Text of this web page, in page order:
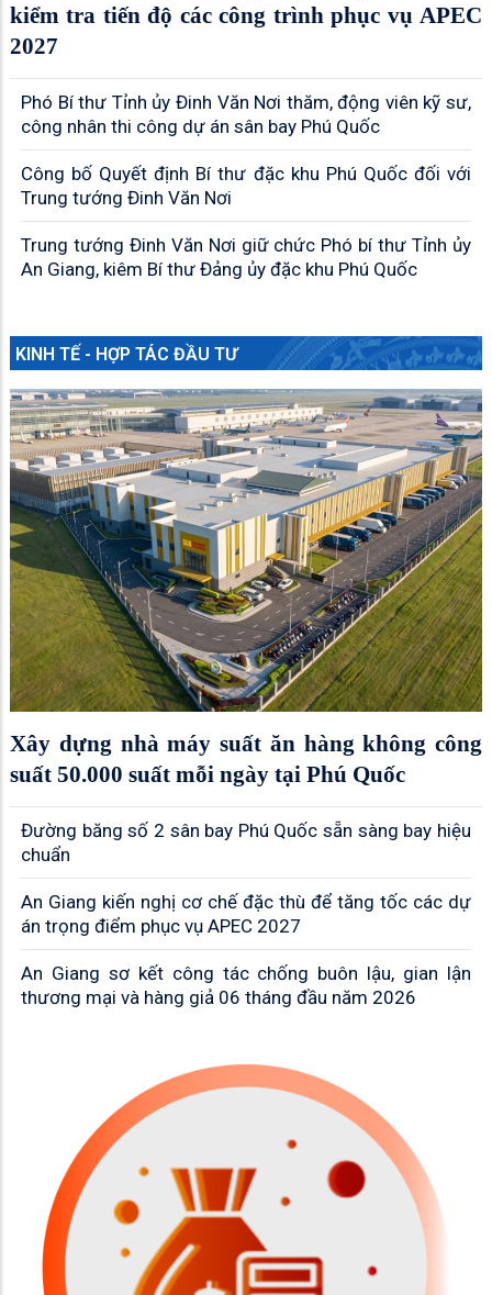
kiểm tra tiến độ các công trình phục vụ APEC
2027
Phó Bí thư Tỉnh ủy Đinh Văn Nơi thăm, động viên kỹ sư,
công nhân thi công dự án sân bay Phú Quốc
Công bố Quyết định Bí thư đặc khu Phú Quốc đối với
Trung tướng Đinh Văn Nơi
Trung tướng Đinh Văn Nơi giữ chức Phó bí thư Tỉnh ủy
An Giang, kiêm Bí thư Đảng ủy đặc khu Phú Quốc
KINH TẾ - HỢP TÁC ĐẦU TƯ
Xây dựng nhà máy suất ăn hàng không công
suất 50.000 suất mỗi ngày tại Phú Quốc
Đường băng số 2 sân bay Phú Quốc sẵn sàng bay hiệu
chuẩn
An Giang kiến nghị cơ chế đặc thù để tăng tốc các dự
án trọng điểm phục vụ APEC 2027
An Giang sơ kết công tác chống buôn lậu, gian lận
thương mại và hàng giả 06 tháng đầu năm 2026